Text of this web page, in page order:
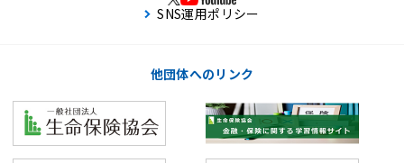
SNS運用ポリシー
他団体へのリンク